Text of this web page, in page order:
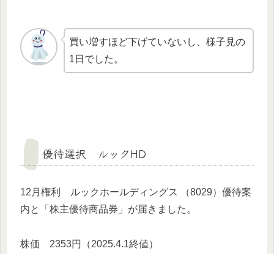
買い増すほど下げていないし、様子見の
1日でした。
優待選択 ルックHD
12月権利 ルックホールディングス （8029）優待案
内と「株主優待商品券」が届きました。
株価 2353円（2025.4.1終値）